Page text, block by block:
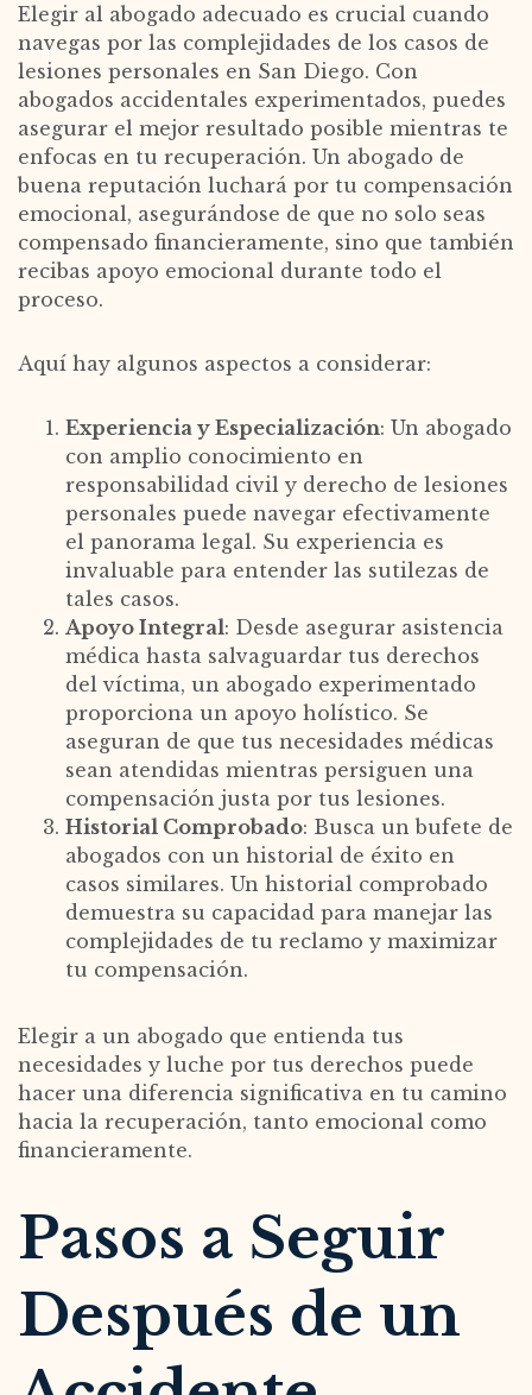
Elegir al abogado adecuado es crucial cuando
navegas por las complejidades de los casos de
lesiones personales en San Diego. Con
abogados accidentales experimentados, puedes
asegurar el mejor resultado posible mientras te
enfocas en tu recuperación. Un abogado de
buena reputación luchará por tu compensación
emocional, asegurándose de que no solo seas
compensado financieramente, sino que también
recibas apoyo emocional durante todo el
proceso.
Aquí hay algunos aspectos a considerar:
Experiencia y Especialización: Un abogado
con amplio conocimiento en
responsabilidad civil y derecho de lesiones
personales puede navegar efectivamente
el panorama legal. Su experiencia es
invaluable para entender las sutilezas de
tales casos.
Apoyo Integral: Desde asegurar asistencia
médica hasta salvaguardar tus derechos
del víctima, un abogado experimentado
proporciona un apoyo holístico. Se
aseguran de que tus necesidades médicas
sean atendidas mientras persiguen una
compensación justa por tus lesiones.
Historial Comprobado: Busca un bufete de
abogados con un historial de éxito en
casos similares. Un historial comprobado
demuestra su capacidad para manejar las
complejidades de tu reclamo y maximizar
tu compensación.
Elegir a un abogado que entienda tus
necesidades y luche por tus derechos puede
hacer una diferencia significativa en tu camino
hacia la recuperación, tanto emocional como
financieramente.
Pasos a Seguir
Después de un